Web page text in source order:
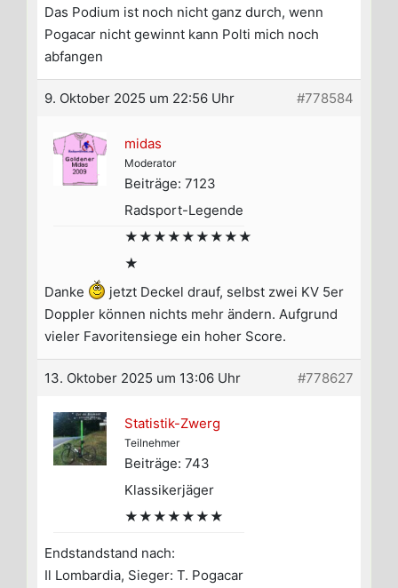
Das Podium ist noch nicht ganz durch, wenn
Pogacar nicht gewinnt kann Polti mich noch
abfangen
9. Oktober 2025 um 22:56 Uhr #778584
midas
Moderator
Beiträge: 7123
Radsport-Legende
★★★★★★★★★
★
Danke
jetzt Deckel drauf, selbst zwei KV 5er
Doppler können nichts mehr ändern. Aufgrund
vieler Favoritensiege ein hoher Score.
13. Oktober 2025 um 13:06 Uhr #778627
Statistik-Zwerg
Teilnehmer
Beiträge: 743
Klassikerjäger
★★★★★★★
Endstandstand nach:
Il Lombardia, Sieger: T. Pogacar